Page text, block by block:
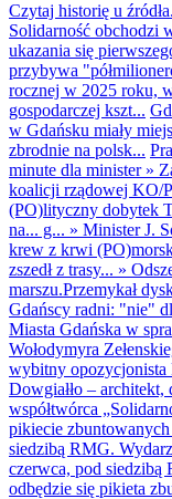
Czytaj historię u
Solidarność obchodzi
ukazania się
przybywa
rocznej w 2025 roku,
gospodarczej kszt...
w Gdańsku miały
zbrodnie na polsk...
minute dla minister»
koalicji rządowej KO/
(PO)lityczny dobytek
na... g... » Minister J.
krew z krwi
zszedł z trasy... »
marszu.Przemykał
Gdańscy radni: "nie"
Miasta Gdańska w
Wołodymyra
wybitny opozycjonista
Dowgiałło –
współtwórca
pikiecie
siedzibą RMG.
czerwca, pod siedzibą
odbędzie się pikieta